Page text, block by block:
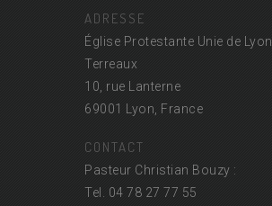
ADRESSE
Église Protestante Unie de Lyon
Terreaux
10, rue Lanterne
69001 Lyon, France
CONTACT
Pasteur Christian Bouzy :
Tel. 04 78 27 77 55